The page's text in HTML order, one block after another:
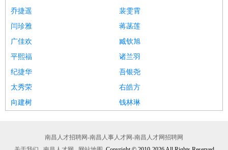
乔捷遥
裴雯霄
闫珍雅
蒋菡莲
广佳欢
臧钦旭
平熙福
诸兰羽
纪捷华
吾银尧
太秀荣
右皓方
向建树
钱林琳
南昌人才招聘网-南昌人事人才网-南昌人才网招聘网